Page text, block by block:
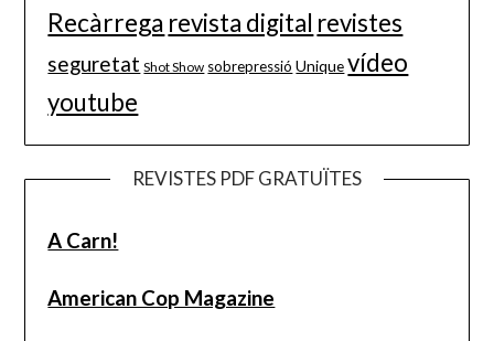
Recàrrega revista digital revistes
seguretat Shot Show sobrepressió Unique vídeo
youtube
REVISTES PDF GRATUÏTES
A Carn!
American Cop Magazine